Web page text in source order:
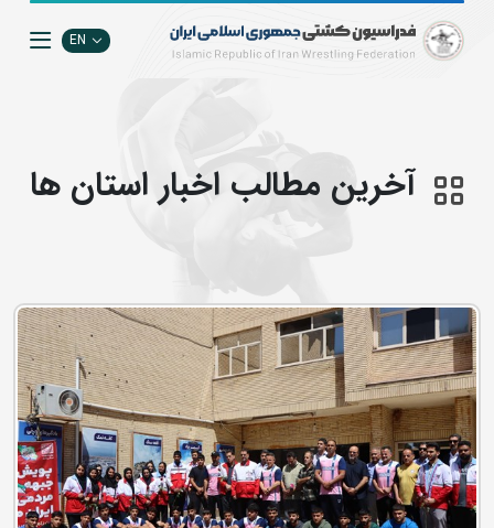
EN
آخرین مطالب اخبار استان ها